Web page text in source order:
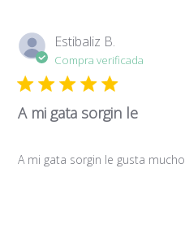
Estibaliz B.
Compra verificada
A mi gata sorgin le
A mi gata sorgin le gusta mucho